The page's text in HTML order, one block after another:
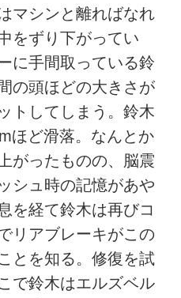
マシンと離ればなれ
をずり下がってい
に手間取っている鈴
の頭ほどの大きさが
トしてしまう。鈴木
ほど滑落。なんとか
がったものの、脳震
シュ時の記憶があや
を経て鈴木は再びコ
リアブレーキがこの
とを知る。修復を試
で鈴木はエルズベル